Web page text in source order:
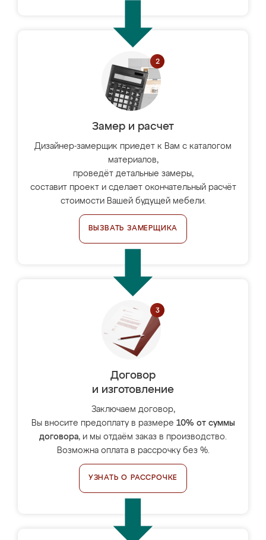
Замер и расчет
Дизайнер-замерщик приедет к Вам с каталогом
материалов,
проведёт детальные замеры,
составит проект и сделает окончательный расчёт
стоимости Вашей будущей мебели.
ВЫЗВАТЬ ЗАМЕРЩИКА
Договор
и изготовление
Заключаем договор,
Вы вносите предоплату в размере 10% от суммы
договора, и мы отдаём заказ в производство.
Возможна оплата в рассрочку без %.
УЗНАТЬ О РАССРОЧКЕ